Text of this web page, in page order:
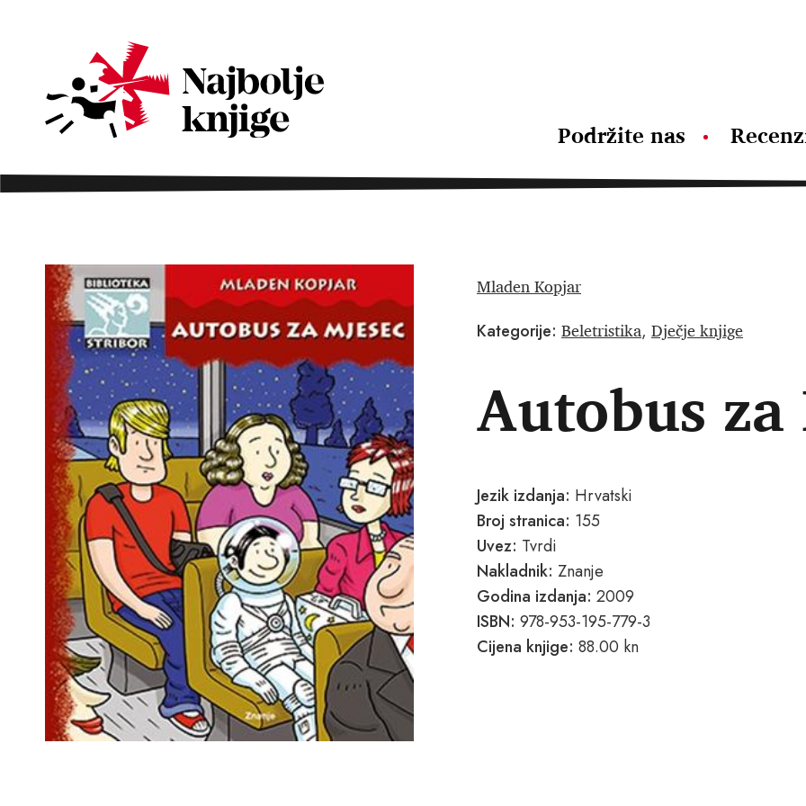
Podržite nas
Mladen Kopjar
Kategorije: Beletristika, Dječje knjige
Autobus za
Jezik izdanja: Hrvatski
Broj stranica: 155
Uvez: Tvrdi
Nakladnik: Znanje
Godina izdanja: 2009
ISBN: 978-953-195-779-3
Cijena knjige: 88.00 kn